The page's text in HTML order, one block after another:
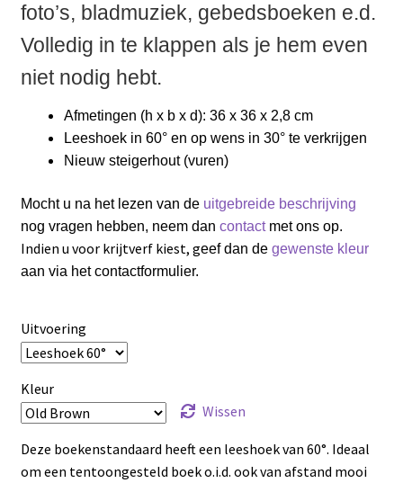
foto’s, bladmuziek, gebedsboeken e.d.
Volledig in te klappen als je hem even
niet nodig hebt.
Afmetingen (h x b x d): 36 x 36 x 2,8 cm
Leeshoek in 60° en op wens in 30° te verkrijgen
Nieuw steigerhout (vuren)
Mocht u na het lezen van de uitgebreide beschrijving
nog vragen hebben, neem dan contactmet ons op.
Indien u voor krijtverf kiest, geef dan de gewenste kleur
aan via het contactformulier.
Uitvoering
Kleur
Wissen
Deze boekenstandaard heeft een leeshoek van 60°. Ideaal
om een tentoongesteld boek o.i.d. ook van afstand mooi